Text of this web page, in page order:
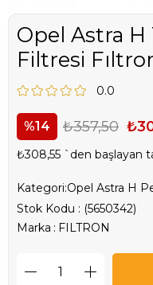
Opel Astra H
Filtresi
0.0
14 ₺357,50
₺308,55 `den başlayan
Kategori:Opel Astra H
Stok Kodu
(5650342)
Marka : FILTRON